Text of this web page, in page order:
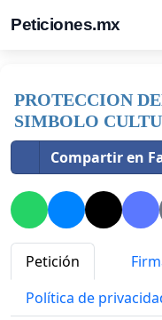
Peticiones.mx
PROTECCION
SIMBOLO
Compartir en
Petición
Política de